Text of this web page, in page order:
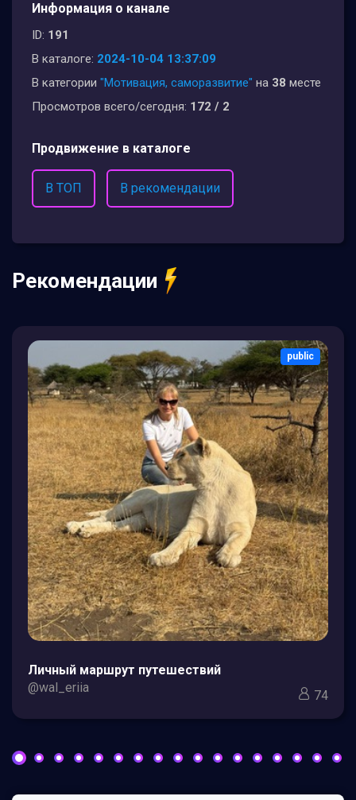
Информация о канале
ID: 191
В каталоге: 2024-10-04 13:37:09
В категории "Мотивация, саморазвитие" на 38 месте
Просмотров всего/сегодня: 172 / 2
Продвижение в каталоге
В ТОП В рекомендации
Рекомендации
public
Личный маршрут путешествий
@wal_eriia
74